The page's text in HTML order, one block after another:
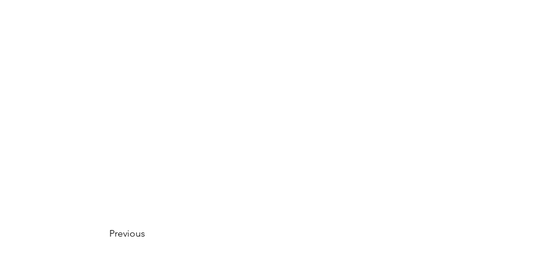
Previous